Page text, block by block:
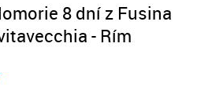
8 dní z Fusina
- Rím